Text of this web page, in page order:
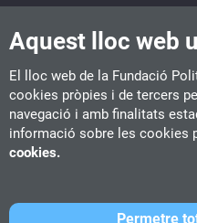
Aquest lloc web
El lloc web de la Fundació
cookies pròpies i de tercers
navegació i amb finalitats
informació sobre les cookies
cookies.
Permetre
Publicacions
Seminaris
Tel. 93 112 03 67